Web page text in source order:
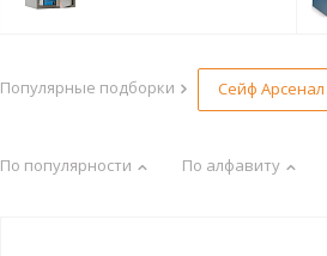
Популярные подборки Сейф Арсенал
По популярности По алфавиту